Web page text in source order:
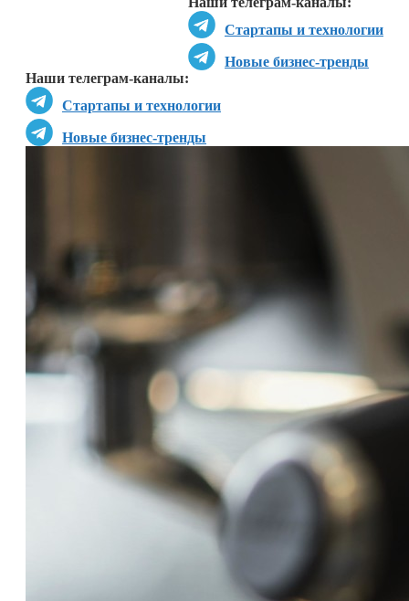
Стартапы и технологии
Новые бизнес-тренды
Наши телеграм-каналы:
Стартапы и технологии
Новые бизнес-тренды